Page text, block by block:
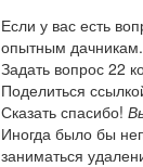
Если у вас есть
опытным дачникам.
Задать вопрос 22
Поделиться
Сказать спасибо!
Иногда было бы
заниматься